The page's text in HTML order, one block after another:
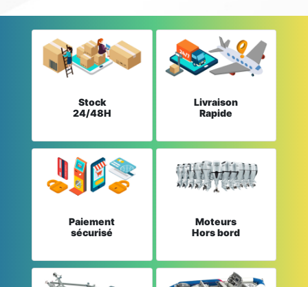
Stock
24/48H
Livraison
Rapide
Paiement
sécurisé
Moteurs
Hors bord